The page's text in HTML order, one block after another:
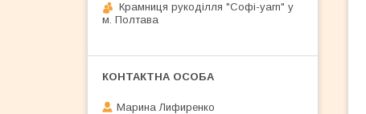
Крамниця рукоділля "Софі-yarn" у
м. Полтава
Марина Лифиренко